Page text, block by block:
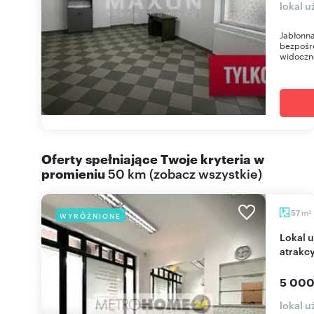
lokal
Oferty spełniające Twoje kryteria w
promieniu50 km (zobacz wszystkie)
WYRÓŻNIONE 57 m2
Lokal usługowy 57 m² przy metrze Ursynów -
5
lokal